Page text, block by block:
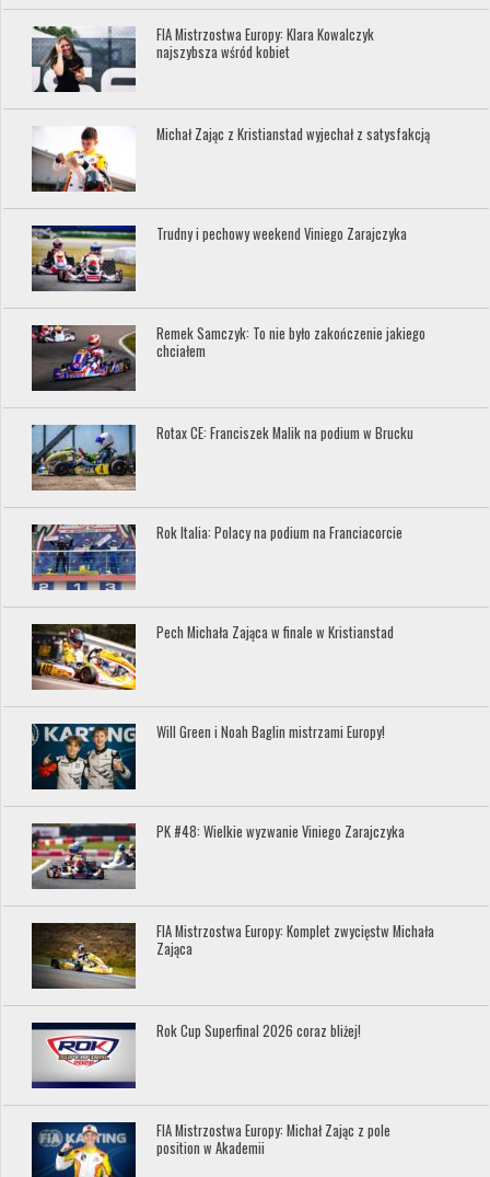
FIA Mistrzostwa Europy: Klara Kowalczyk
najszybsza wśród kobiet
Michał Zając z Kristianstad wyjechał z satysfakcją
Trudny i pechowy weekend Viniego Zarajczyka
Remek Samczyk: To nie było zakończenie jakiego
chciałem
Rotax CE: Franciszek Malik na podium w Brucku
Rok Italia: Polacy na podium na Franciacorcie
Pech Michała Zająca w finale w Kristianstad
Will Green i Noah Baglin mistrzami Europy!
PK #48: Wielkie wyzwanie Viniego Zarajczyka
FIA Mistrzostwa Europy: Komplet zwycięstw Michała
Zająca
Rok Cup Superfinal 2026 coraz bliżej!
FIA Mistrzostwa Europy: Michał Zając z pole
position w Akademii